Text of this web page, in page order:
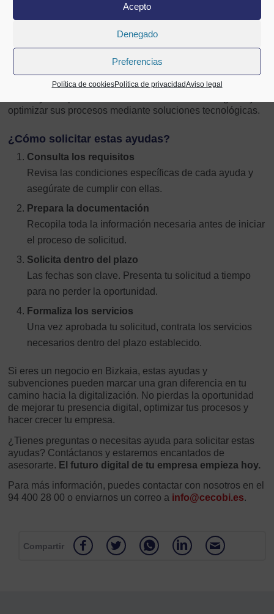
Acepto
Denegado
Preferencias
Política de cookiesPolítica de privacidadAviso legal
La digitalización no es solo una tendencia; es una
necesidad. Programas como el Kit Digital permiten a las
empresas mejorar su presencia online, ofrecer mejores
servicios y aumentar su competitividad en un mercado
cada vez más digitalizado.
En Bizkaia, muchas empresas ya están aprovechando
optimizar sus procesos mediante soluciones tecnológicas.
¿Cómo solicitar estas ayudas?
Consulta los requisitos
Revisa las condiciones específicas de cada ayuda y
asegúrate de cumplir con ellas.
Prepara la documentación
Recopila toda la información necesaria antes de iniciar
el proceso de solicitud.
Solicita dentro del plazo
Las fechas son clave. Presenta tu solicitud a tiempo
para no perder la oportunidad.
Formaliza los servicios
Una vez aprobada tu solicitud, contrata los servicios
necesarios dentro del plazo establecido.
Si eres un negocio en Bizkaia, estas ayudas y
subvenciones pueden marcar una gran diferencia en tu
camino hacia la digitalización. No pierdas la oportunidad
de mejorar tu presencia digital, optimizar tus procesos y
hacer crecer tu empresa.
¿Tienes preguntas o necesitas ayuda para solicitar estas
ayudas? Contáctanos y estaremos encantados de
asesorarte. El futuro digital de tu empresa empieza hoy.
Para más información, puedes contactar con nosotros en el
94 400 28 00 o enviarnos un correo a info@cecobi.es.
Compartir